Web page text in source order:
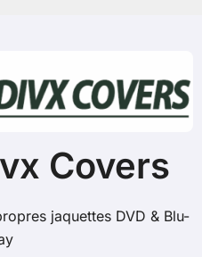
Covers
jaquettes DVD & Blu-